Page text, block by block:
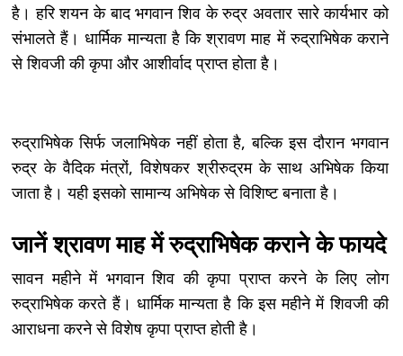
है। हरि शयन के बाद भगवान शिव के रुद्र अवतार सारे कार्यभार को
संभालते हैं। धार्मिक मान्यता है कि श्रावण माह में रुद्राभिषेक कराने
से शिवजी की कृपा और आशीर्वाद प्राप्त होता है।
रुद्राभिषेक सिर्फ जलाभिषेक नहीं होता है, बल्कि इस दौरान भगवान
रुद्र के वैदिक मंत्रों, विशेषकर श्रीरुद्रम के साथ अभिषेक किया
जाता है। यही इसको सामान्य अभिषेक से विशिष्ट बनाता है।
जानें श्रावण माह में रुद्राभिषेक कराने के फायदे
सावन महीने में भगवान शिव की कृपा प्राप्त करने के लिए लोग
रुद्राभिषेक करते हैं। धार्मिक मान्यता है कि इस महीने में शिवजी की
आराधना करने से विशेष कृपा प्राप्त होती है।